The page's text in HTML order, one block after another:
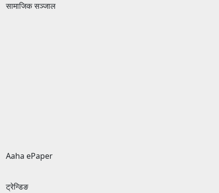
सामाजिक सञ्जाल
Aaha ePaper
ट्रेन्डिङ